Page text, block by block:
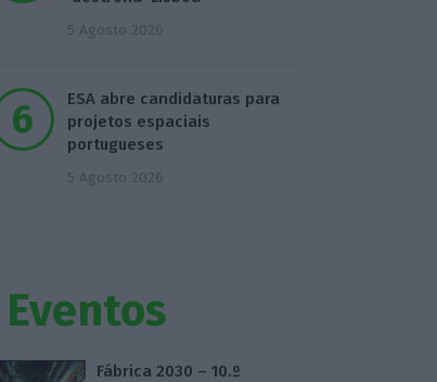
5 Agosto 2026
ESA abre candidaturas para
projetos espaciais
portugueses
5 Agosto 2026
Eventos
Fábrica 2030 – 10.º